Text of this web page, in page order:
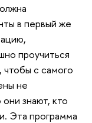
в первый же
проучиться
с самого
не
знают, кто
Эта программа